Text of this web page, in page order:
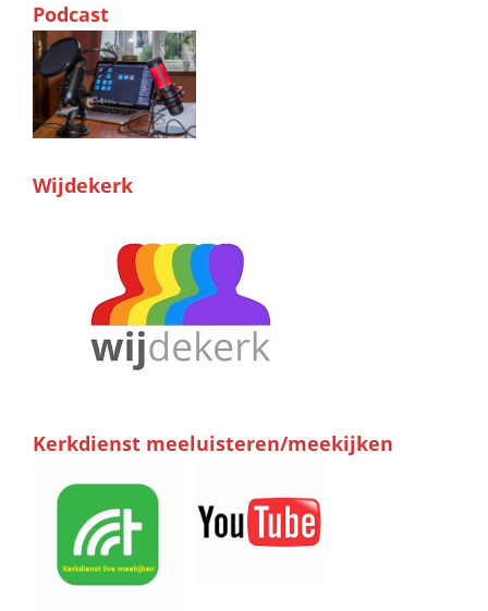
Podcast
Wijdekerk
Kerkdienst meeluisteren/meekijken